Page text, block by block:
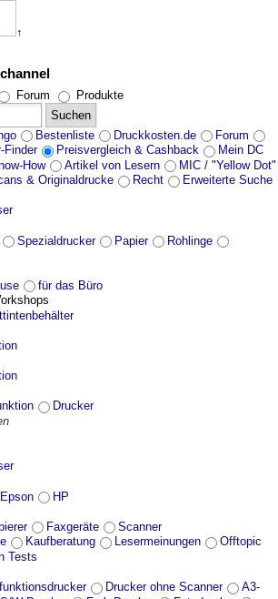
↑
Forum
Produkte
Suchen
Bestenliste Druckkosten.de
Forum
Finder Preisvergleich & Cashback
Mein DC
How Artikel von Lesern
MIC / "Yellow Dot"
& Originaldrucke Recht
Erweiterte Suche
Spezialdrucker Papier
Rohlinge
für das Büro
Drucker
Epson
HP
Faxgeräte
Scanner
Kaufberatung Lesermeinungen
Offtopic
Tests
Drucker ohne Scanner
A3-